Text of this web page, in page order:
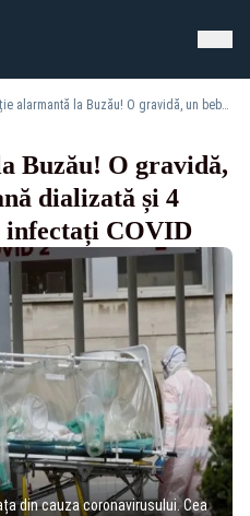
Situație alarmantă la Buzău! O gravidă, un bebeluș, o persoană dializată și 4 cadre medicale, toți infectați COVID
Buzău! O gravidă,
dializată și 4
infectați COVID
din cauza coronavirusului. Cea